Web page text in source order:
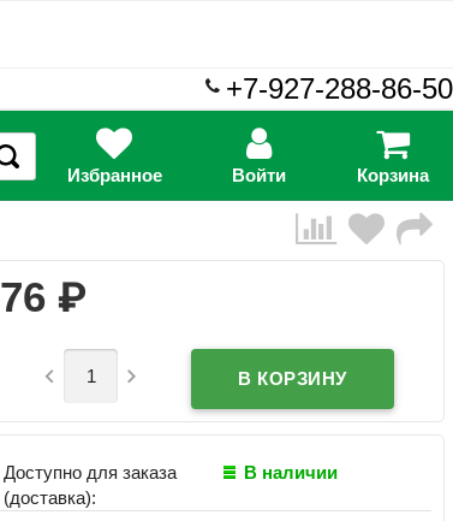
+7-927-288-86-50
Избранное Войти Корзина
76 ₽
 
Доступно для заказа
(доставка):
В наличии